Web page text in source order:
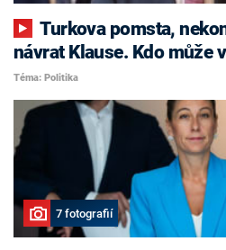
Turkova pomsta, nekonfliktní Havlíček i
návrat Klause. Kdo může
Téma: Politika
7 fotografií